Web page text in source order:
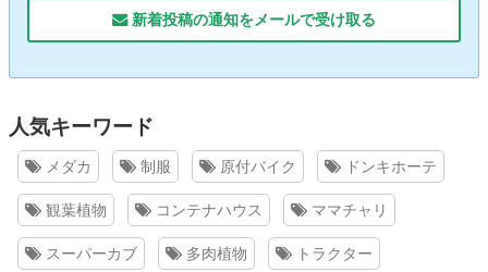
新着投稿の通知をメールで受け取る
人気キーワード
メダカ 制服 原付バイク ドンキホーテ
観葉植物 コンテナハウス ママチャリ
スーパーカブ 多肉植物 トラクター